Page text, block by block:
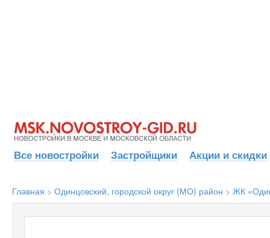
Все новостройки Застройщики Акции и скидки
Главная > Одинцовский, городской округ (МО) район > ЖК